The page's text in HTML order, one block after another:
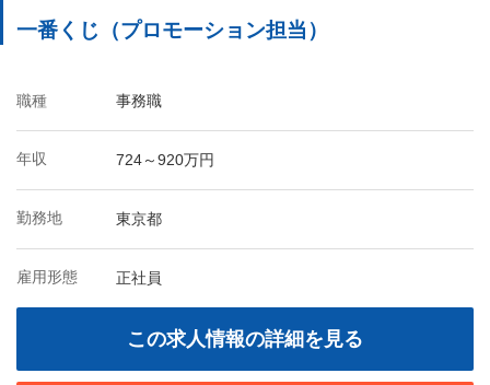
一番くじ（プロモーション担当）
職種 事務職
年収 724～920万円
勤務地 東京都
雇用形態 正社員
この求人情報の詳細を見る